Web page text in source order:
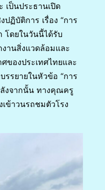
เป็นประธานเปิด
ฏิบัติการ เรื่อง “การ
โดยในวันนี้ได้รับ
านสิ่งแวดล้อมและ
องประเทศไทยและ
รยายในหัวข้อ “การ
ลังจากนั้น ทางคุณครู
ข้าวนรถชมตัวโรง